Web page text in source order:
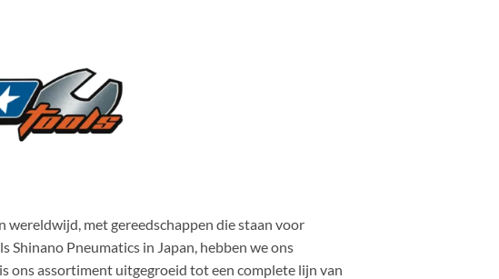
wereldwijd, met gereedschappen die staan voor
Pneumatics in Japan, hebben we ons
ons assortiment uitgegroeid tot een complete lijn van